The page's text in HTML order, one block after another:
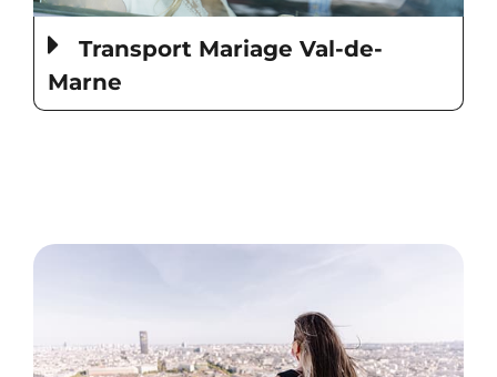
Transport Mariage Val-de-
Marne